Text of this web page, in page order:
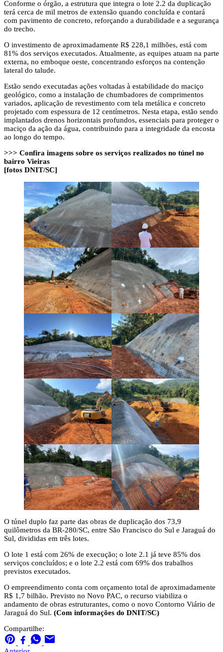
Conforme o órgão, a estrutura que integra o lote 2.2 da duplicação
terá cerca de mil metros de extensão quando concluída e contará
com pavimento de concreto, reforçando a durabilidade e a segurança
do trecho.
O investimento de aproximadamente R$ 228,1 milhões, está com
81% dos serviços executados. Atualmente, as equipes atuam na parte
externa, no emboque oeste, concentrando esforços na contenção
lateral do talude.
Estão sendo executadas ações voltadas à estabilidade do maciço
geológico, como a instalação de chumbadores de comprimentos
variados, aplicação de revestimento com tela metálica e concreto
projetado com espessura de 12 centímetros. Nesta etapa, estão sendo
implantados drenos horizontais profundos, essenciais para proteger o
maciço da ação da água, contribuindo para a integridade da encosta
ao longo do tempo.
>>> Confira imagens sobre os serviços realizados no túnel no
bairro Vieiras
[fotos DNIT/SC]
O túnel duplo faz parte das obras de duplicação dos 73,9
quilômetros da BR-280/SC, entre São Francisco do Sul e Jaraguá do
Sul, divididas em três lotes.
O lote 1 está com 26% de execução; o lote 2.1 já teve 85% dos
serviços concluídos; e o lote 2.2 está com 69% dos trabalhos
previstos executados.
O empreendimento conta com orçamento total de aproximadamente
R$ 1,7 bilhão. Previsto no Novo PAC, o recurso viabiliza o
andamento de obras estruturantes, como o novo Contorno Viário de
Jaraguá do Sul. (Com informações do DNIT/SC)
Compartilhe: